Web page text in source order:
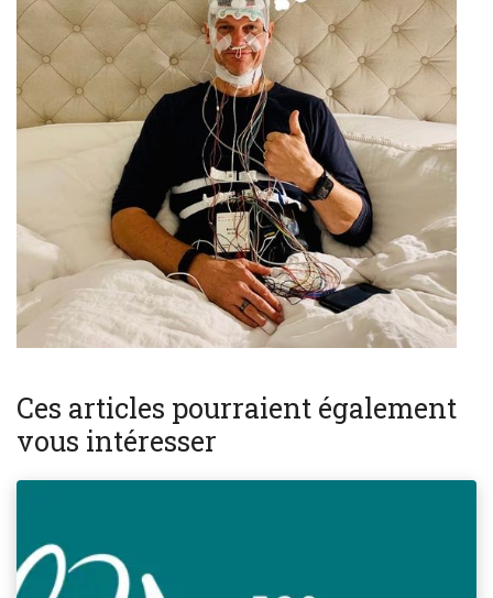
Ces articles pourraient également
vous intéresser